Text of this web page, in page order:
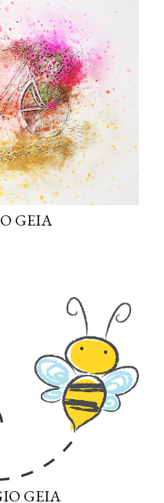
GEIA
GEIA